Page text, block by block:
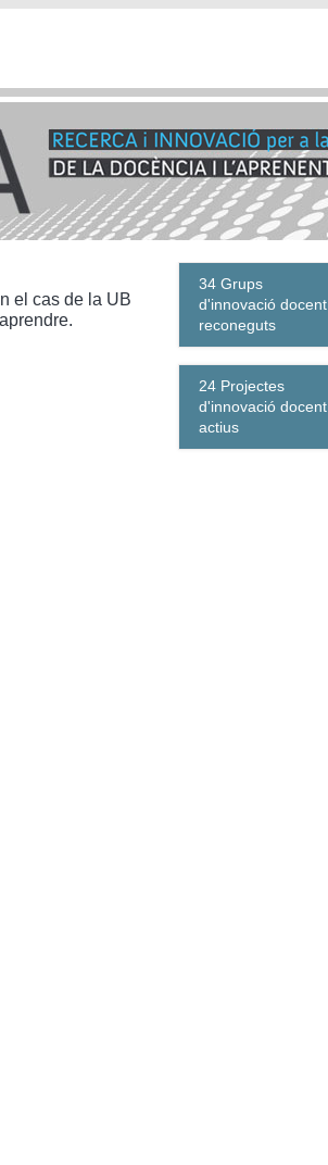
el cas de la UB
34 Grups
d'innovació docent
reconeguts
24 Projectes
d'innovació docent
actius